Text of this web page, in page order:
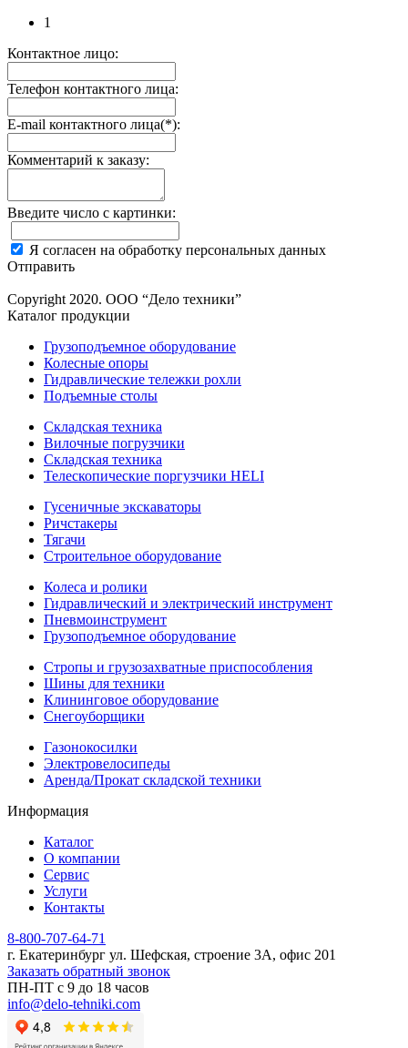
1
Контактное лицо:
Телефон контактного лица:
E-mail контактного лица(*):
Комментарий к заказу:
Введите число с картинки:
Я согласен на обработку персональных данных
Отправить
Copyright 2020. ООО “Дело техники”
Каталог продукции
Грузоподъемное оборудование
Колесные опоры
Гидравлические тележки рохли
Подъемные столы
Складская техника
Вилочные погрузчики
Складская техника
Телескопические поргузчики HELI
Гусеничные экскаваторы
Ричстакеры
Тягачи
Строительное оборудование
Колеса и ролики
Гидравлический и электрический инструмент
Пневмоинструмент
Грузоподъемное оборудование
Стропы и грузозахватные приспособления
Шины для техники
Клининговое оборудование
Снегоуборщики
Газонокосилки
Электровелосипеды
Аренда/Прокат складской техники
Информация
Каталог
О компании
Сервис
Услуги
Контакты
8-800-707-64-71
г. Екатеринбург ул. Шефская, строение 3А, офис 201
Заказать обратный звонок
ПН-ПТ с 9 до 18 часов
info@delo-tehniki.com